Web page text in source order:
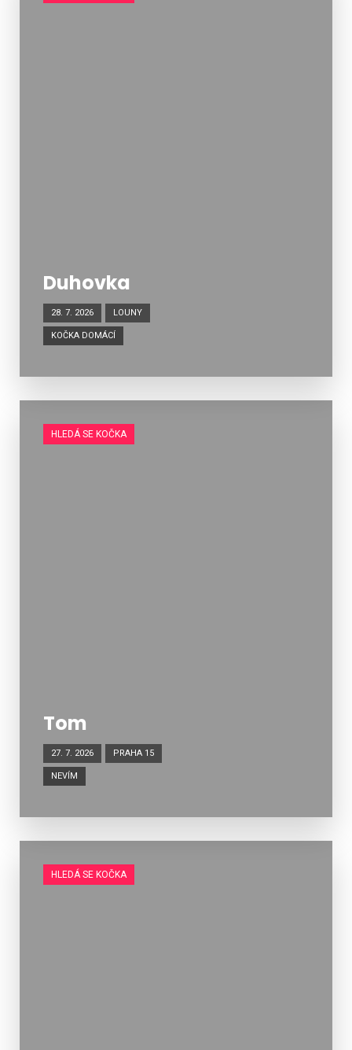
Duhovka
28. 7. 2026 LOUNY
KOČKA DOMÁCÍ
HLEDÁ SE KOČKA
Tom
27. 7. 2026 PRAHA 15
NEVÍM
HLEDÁ SE KOČKA